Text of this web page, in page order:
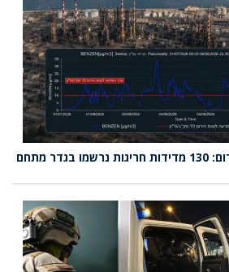
הבנזן שוב מעל הקו האדום: 130 מדידות חריגות נרשמו בגדר מתחם